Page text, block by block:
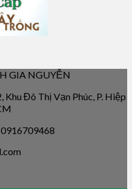
GIA NGUYỄN
Khu Đô Thị Vạn Phúc, P. Hiệp